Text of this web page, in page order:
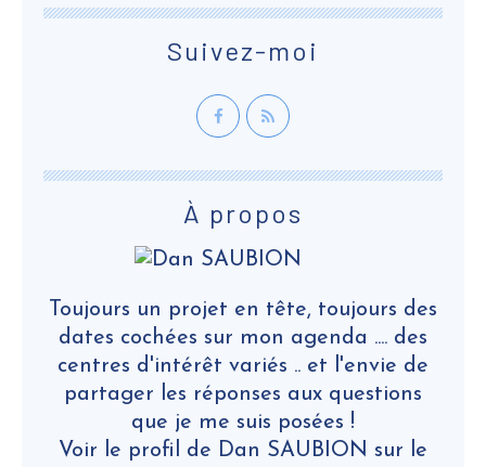
Suivez-moi
À propos
Toujours un projet en tête, toujours des
dates cochées sur mon agenda .... des
centres d'intérêt variés .. et l'envie de
partager les réponses aux questions
que je me suis posées !
Voir le profil de Dan SAUBION sur le